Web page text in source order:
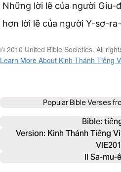
Những lời lẽ của người Giu-
hơn lời lẽ của người Y-sơ-
© 2010 United Bible Societies. All
Learn More About Kinh Thánh Tiếng
Popular Bible Verses
Bible:
Version: Kinh Thánh Tiếng
II Sa-mu-